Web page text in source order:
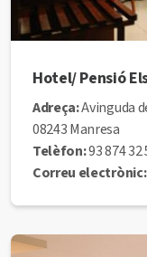
Hotel/ Pensió
Adreça:Avinguda
08243 Manresa
Telèfon:93 874 32
Correu electrònic: